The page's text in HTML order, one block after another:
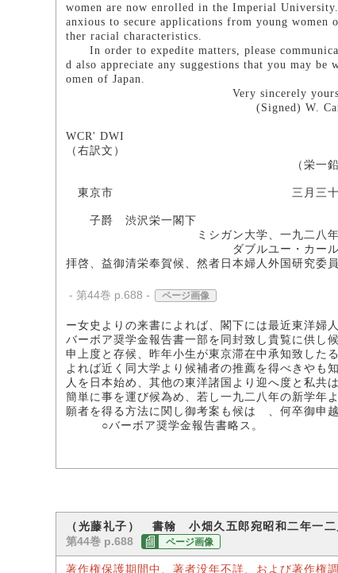
women are now enrolled in the Imperial
anxious to secure applications from young
ther racial characteristics.
In order to expedite matters, please
d also appreciate any suggestions that you may
omen of Japan.
Very sincerely
(Signed) W. Carl
WCR' DWI
（右訳文）
（栄一鉛筆
東京市 三月三十日
子爵 渋沢栄一閣下
ミシガン大学、一九二八年二
ダブルユー・カール・ル
拝啓、益御清栄奉賀候、然者日本婦人外国研究委
- 第44巻 p.688 - ページ画像
ー女史よりの来書によれば、閣下には最近東洋婦
バーボア奨学金報告書一部を同封致し貴覧に供し
申上度と存候、昨年小生が東京滞在中承知致した
よれば近く同大学より候補者の推薦を得べきやも
人を日本始め、其他の東洋諸国より迎へ度と私共
簡単に事を運び候為め、若し一九二八年の新学年
願者を得る方法に関し御考案も候はゞ、何卒御申
○バーボア奨学金報告書略ス。
（光藤礼子） 書翰 小畑久五郎宛昭和二年一二
第44巻 p.688
ページ画像
著作権保護期間中、著者没年不詳、および著作権